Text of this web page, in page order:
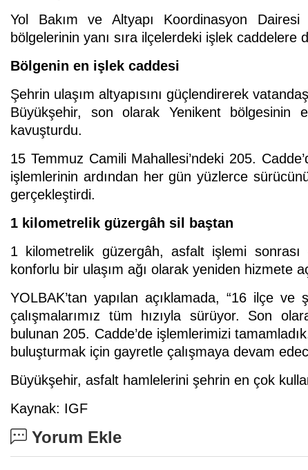
Yol Bakım ve Altyapı Koordinasyon
bölgelerinin yanı sıra ilçelerdeki işlek caddelere
Bölgenin en işlek caddesi
Şehrin ulaşım altyapısını güçlendirerek
Büyükşehir, son olarak Yenikent
kavuşturdu.
15 Temmuz Camili Mahallesi’ndeki 205.
işlemlerinin ardından her gün yüzlerce
gerçekleştirdi.
1 kilometrelik güzergâh sil baştan
1 kilometrelik güzergâh, asfalt işlemi
konforlu bir ulaşım ağı olarak yeniden hizmete
YOLBAK’tan yapılan açıklamada, “16 ilçe
çalışmalarımız tüm hızıyla sürüyor. Son
bulunan 205. Cadde’de işlemlerimizi
buluşturmak için gayretle çalışmaya devam
Büyükşehir, asfalt hamlelerini şehrin en çok
Kaynak: IGF
Yorum Ekle